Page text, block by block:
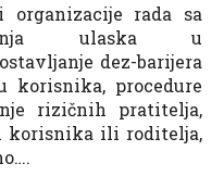
organizacije rada sa
ulaska u
dez-barijera
korisnika, procedure
rizičnih pratitelja,
korisnika ili roditelja,